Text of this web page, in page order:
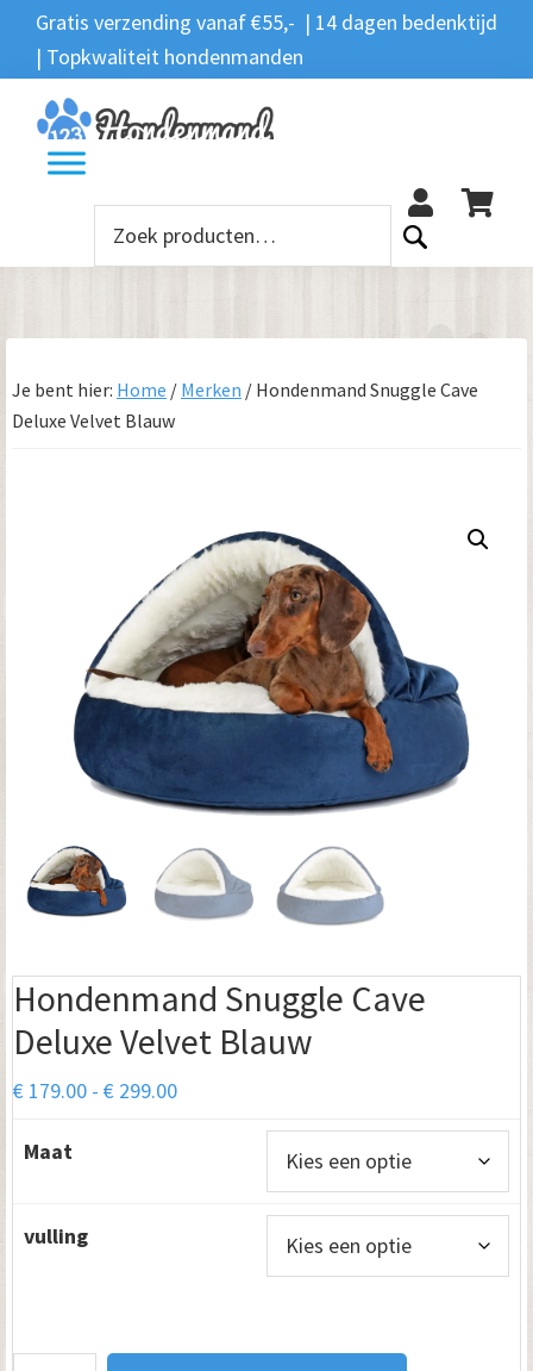
Spring
naar
de
hoofdnavigatie
Door
naar
de
hoofd
inhoud
Spring
naar
de
voettekst
Gratis verzending vanaf €55,- | 14 dagen bedenktijd
| Topkwaliteit hondenmanden
Zoeken
Zoeken
naar:
Je bent hier: Home / Merken / Hondenmand Snuggle Cave
Deluxe Velvet Blauw
Hondenmand Snuggle Cave
Deluxe Velvet Blauw
€ 179.00 - € 299.00Prijsklasse:
Maat
vulling